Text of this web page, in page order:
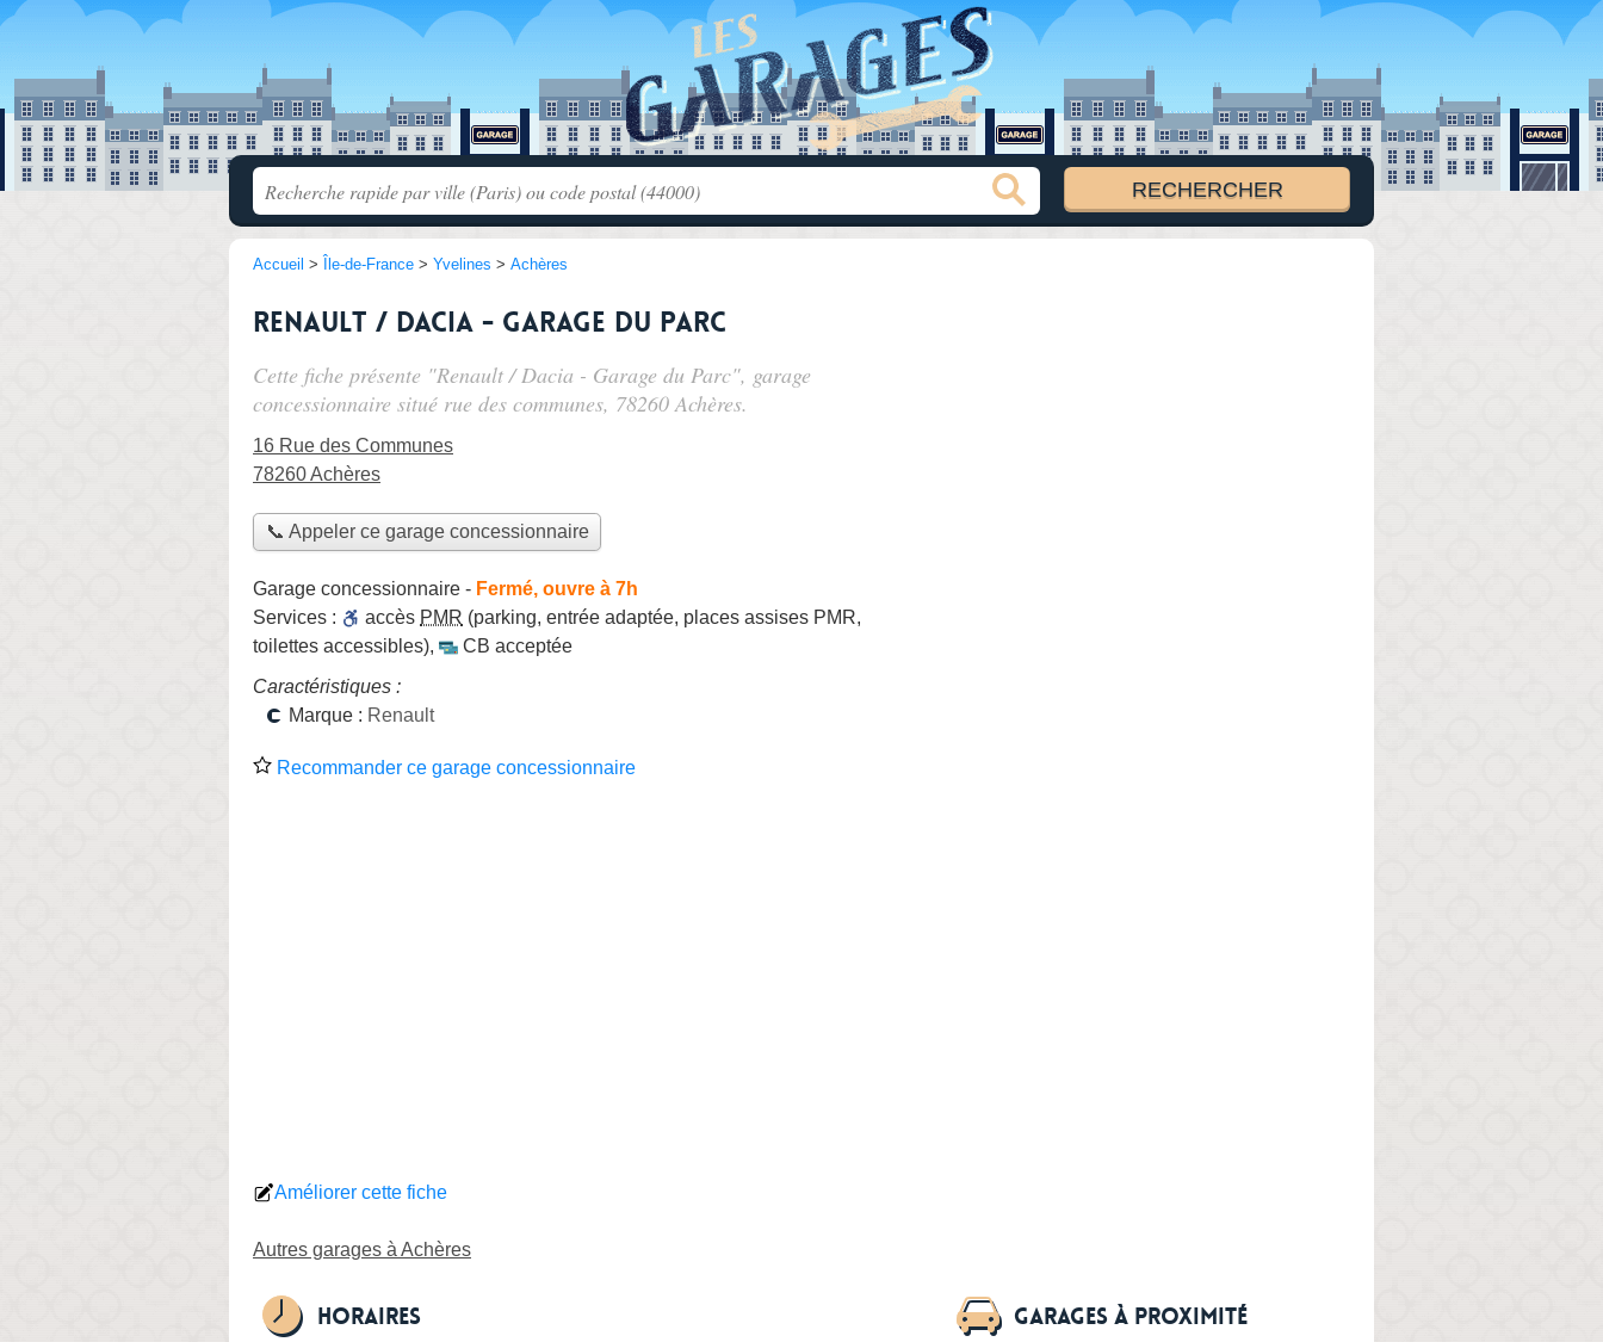
Accueil > Île-de-France > Yvelines > Achères
Renault / Dacia - Garage du Parc
Cette fiche présente "Renault / Dacia - Garage du Parc", garage
concessionnaire situé rue des communes, 78260 Achères.
16 Rue des Communes
78260 Achères
📞 Appeler ce garage concessionnaire
Garage concessionnaire - Fermé, ouvre à 7h
Services :
accès PMR (parking, entrée adaptée, places assises PMR,
toilettes accessibles),
CB acceptée
Caractéristiques :
Marque : Renault
Recommander ce garage concessionnaire
Améliorer cette fiche
Autres garages à Achères
Horaires Garages à proximité